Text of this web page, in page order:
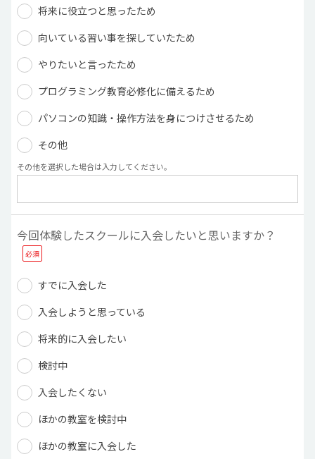
将来に役立つと思ったため
向いている習い事を探していたため
やりたいと言ったため
プログラミング教育必修化に備えるため
パソコンの知識・操作方法を身につけさせるため
その他
その他を選択した場合は入力してください。
今回体験したスクールに入会したいと思いますか？
すでに入会した
入会しようと思っている
将来的に入会したい
検討中
入会したくない
ほかの教室を検討中
ほかの教室に入会した